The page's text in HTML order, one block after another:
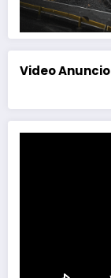
Video Anuncio